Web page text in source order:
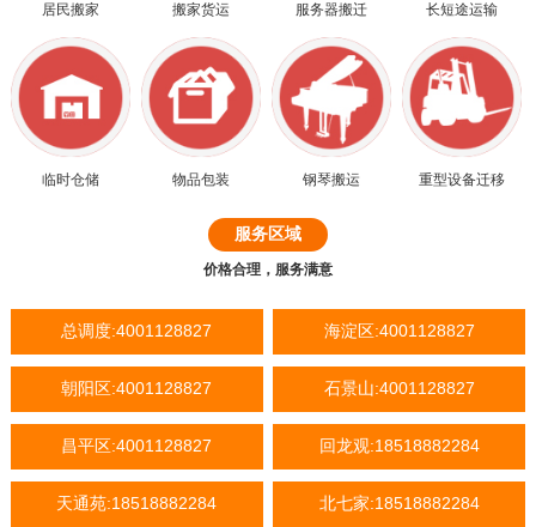
居民搬家 搬家货运 服务器搬迁 长短途运输
临时仓储 物品包装 钢琴搬运 重型设备迁移
服务区域
价格合理，服务满意
总调度:4001128827 海淀区:4001128827
朝阳区:4001128827 石景山:4001128827
昌平区:4001128827 回龙观:18518882284
天通苑:18518882284 北七家:18518882284